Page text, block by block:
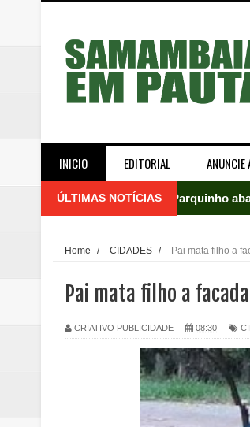
INICIO EDITORIAL ANUNCIE
ÚLTIMAS NOTÍCIAS Parquinho
Incêndio
Celina Leão
Quinto
Agência do
Home / CIDADES / Pai mata filho a
Pai mata filho a
CRIATIVO PUBLICIDADE 08:30